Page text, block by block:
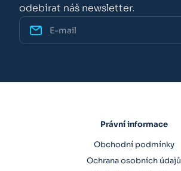
odebírat náš newsletter.
Právní informace
Obchodní podmínky
Ochrana osobních údajů